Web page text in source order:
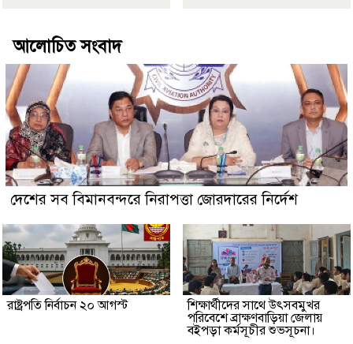
আলোচিত সংবাদ
দেশের সব বিমানবন্দরে নিরাপত্তা জোরদারের নির্দেশ
রাষ্ট্রপতি নির্বাচন ২০ আগস্ট
শিক্ষার্থীদের সাথে উৎসবমুখর
পরিবেশে ব্রাক্ষণবাড়িয়া জেলায়
বইপড়া কর্মসূচীর শুভসূচনা।